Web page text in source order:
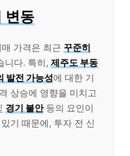
변동
가격은 최근 꾸준히
니다. 특히, 제주도 부동
발전 가능성에 대한 기
상승에 영향을 미치고
경기 불안등의 요인이
기 때문에, 투자 전 신